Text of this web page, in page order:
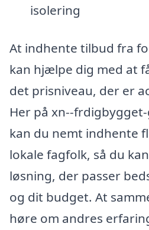
isolering
At indhente tilbud fra
kan hjælpe dig med at
det prisniveau, der er
Her på xn--
kan du nemt indhente
lokale fagfolk, så du
løsning, der passer
og dit budget. At
høre om andres